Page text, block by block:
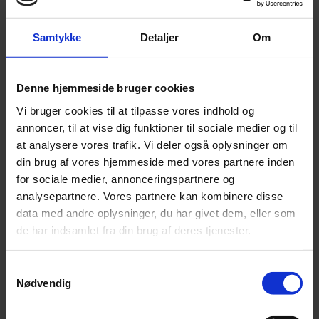
Samtykke Detaljer Om
Denne hjemmeside bruger cookies
Vi bruger cookies til at tilpasse vores indhold og
annoncer, til at vise dig funktioner til sociale medier og til
at analysere vores trafik. Vi deler også oplysninger om
din brug af vores hjemmeside med vores partnere inden
for sociale medier, annonceringspartnere og
analysepartnere. Vores partnere kan kombinere disse
data med andre oplysninger, du har givet dem, eller som
de har indsamlet fra din brug af deres tjenester.
Nødvendig
Se aftalen her
Farligt affald
Se aftalen her